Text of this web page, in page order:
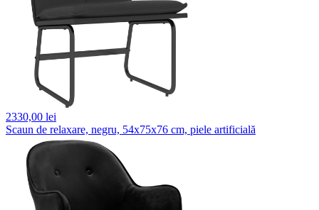
2330,00 lei
Scaun de relaxare, negru, 54x75x76 cm, piele artificială